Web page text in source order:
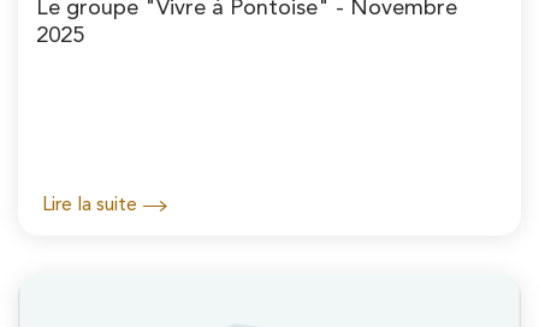
Le groupe "Vivre à Pontoise" - Novembre
2025
Lire la suite